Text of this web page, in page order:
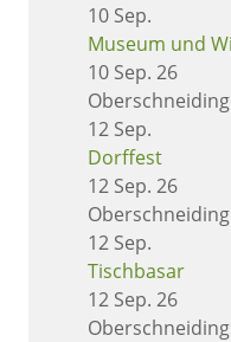
10 Sep.
Museum und
10 Sep. 26
Oberschneiding
12 Sep.
Dorffest
12 Sep. 26
Oberschneiding
12 Sep.
Tischbasar
12 Sep. 26
Oberschneiding